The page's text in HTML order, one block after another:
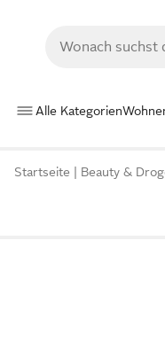
Alle Kategorien
Startseite Beauty &